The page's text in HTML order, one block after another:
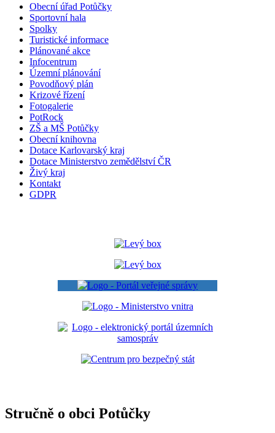
Obecní úřad Potůčky
Sportovní hala
Spolky
Turistické informace
Plánované akce
Infocentrum
Územní plánování
Povodňový plán
Krizové řízení
Fotogalerie
PotRock
ZŠ a MŠ Potůčky
Obecní knihovna
Dotace Karlovarský kraj
Dotace Ministerstvo zemědělství ČR
Živý kraj
Kontakt
GDPR
Stručně o obci Potůčky